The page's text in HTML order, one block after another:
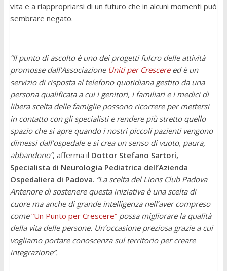
vita e a riappropriarsi di un futuro che in alcuni momenti può
sembrare negato.
“Il punto di ascolto è uno dei progetti fulcro delle attività
promosse dall’Associazione Uniti per Crescereed è un
servizio di risposta al telefono quotidiana gestito da una
persona qualificata a cui i genitori, i familiari e i medici di
libera scelta delle famiglie possono ricorrere per mettersi
in contatto con gli specialisti e rendere più stretto quello
spazio che si apre quando i nostri piccoli pazienti vengono
dimessi dall’ospedale e si crea un senso di vuoto, paura,
abbandono”, afferma il Dottor Stefano Sartori,
Specialista di Neurologia Pediatrica dell’Azienda
Ospedaliera di Padova. “La scelta del Lions Club Padova
Antenore di sostenere questa iniziativa è una scelta di
cuore ma anche di grande intelligenza nell’aver compreso
come“Un Punto per Crescere”possa migliorare la qualità
della vita delle persone. Un’occasione preziosa grazie a cui
vogliamo portare conoscenza sul territorio per creare
integrazione”.